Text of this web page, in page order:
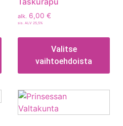
alk. 6,00 €
sis. ALV 25,5%
Valitse
vaihtoehdoista